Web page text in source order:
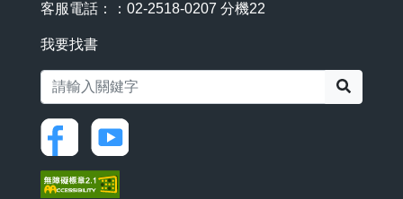
客服電話：：02-2518-0207 分機22
我要找書